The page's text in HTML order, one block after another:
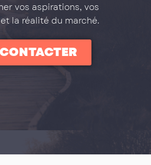
vos aspirations, vos
la réalité du marché.